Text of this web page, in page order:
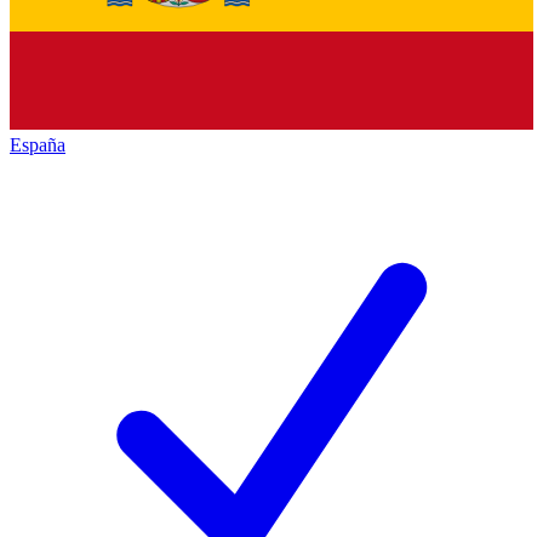
España